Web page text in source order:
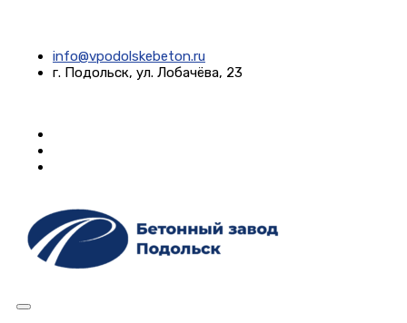
info@vpodolskebeton.ru
г. Подольск, ул. Лобачёва, 23